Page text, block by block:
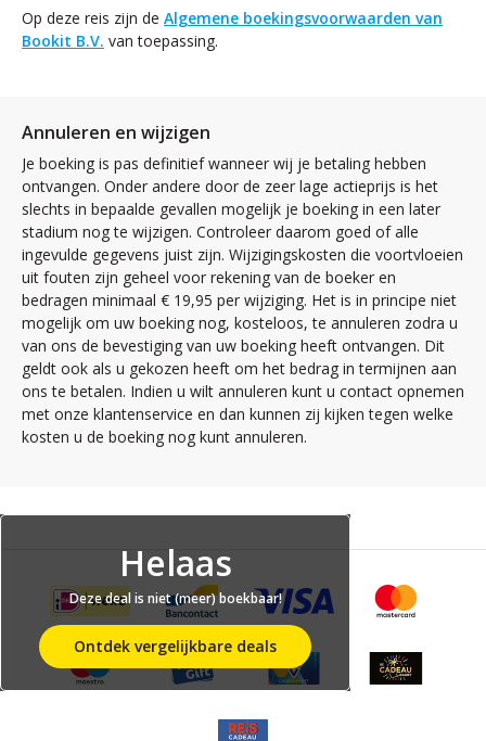
Op deze reis zijn de Algemene boekingsvoorwaarden van
Bookit B.V. van toepassing.
Annuleren en wijzigen
Je boeking is pas definitief wanneer wij je betaling hebben
ontvangen. Onder andere door de zeer lage actieprijs is het
slechts in bepaalde gevallen mogelijk je boeking in een later
stadium nog te wijzigen. Controleer daarom goed of alle
ingevulde gegevens juist zijn. Wijzigingskosten die voortvloeien
uit fouten zijn geheel voor rekening van de boeker en
bedragen minimaal € 19,95 per wijziging. Het is in principe niet
mogelijk om uw boeking nog, kosteloos, te annuleren zodra u
van ons de bevestiging van uw boeking heeft ontvangen. Dit
geldt ook als u gekozen heeft om het bedrag in termijnen aan
ons te betalen. Indien u wilt annuleren kunt u contact opnemen
met onze klantenservice en dan kunnen zij kijken tegen welke
kosten u de boeking nog kunt annuleren.
Helaas
Deze deal is niet (meer) boekbaar!
Ontdek vergelijkbare deals